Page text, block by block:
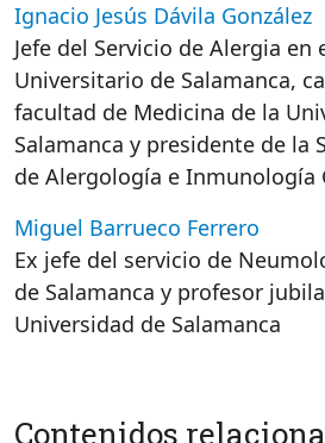
Ignacio Jesús Dávila González
Jefe del Servicio de Alergia en
Universitario de Salamanca,
facultad de Medicina de la
Salamanca y presidente de la
de Alergología e Inmunología
Miguel Barrueco Ferrero
Ex jefe del servicio de
de Salamanca y profesor
Universidad de Salamanca
Contenidos